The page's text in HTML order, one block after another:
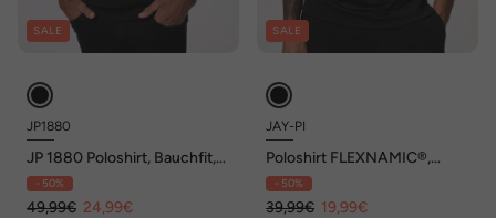
SALE
JP1880
JP 1880 Poloshirt, Bauchfit,
Langarm, Piqué, XXL bis 8 XL
- 50%
49,99€ 24,99€
SALE
JAY-PI
Poloshirt FLEXNAMIC®,
Fußball, Funktions-Jersey,
Polokragen, Halbarm
- 50%
39,99€ 19,99€